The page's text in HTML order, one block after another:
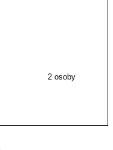
2 osoby